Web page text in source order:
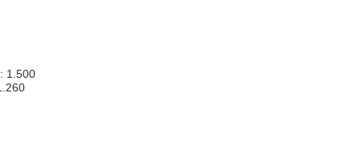
1.500